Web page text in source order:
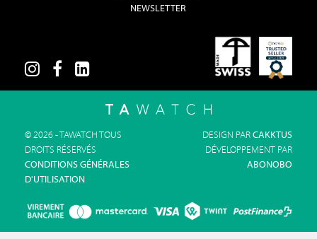
NEWSLETTER
© 2026 - TAWATCH TOUS
DROITS RÉSERVÉS
CONDITIONS GÉNÉRALES
D'UTILISATION
DESIGN PARCAKKTUS
DÉVELOPPEMENT PAR
ABONOBO